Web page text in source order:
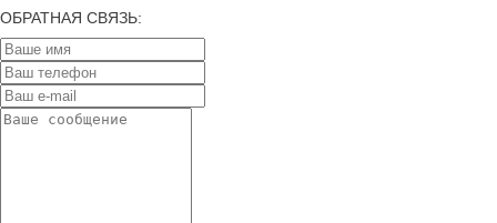
ОБРАТНАЯ СВЯЗЬ: